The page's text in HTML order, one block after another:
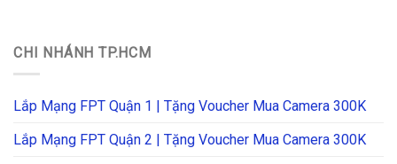
CHI NHÁNH TP.HCM
Lắp Mạng FPT Quận 1 | Tặng Voucher Mua Camera 300K
Lắp Mạng FPT Quận 2 | Tặng Voucher Mua Camera 300K